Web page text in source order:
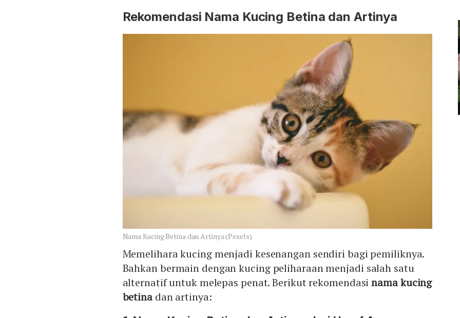
Rekomendasi Nama Kucing Betina dan Artinya
Nama Kucing Betina dan Artinya (Pexels)
Memelihara kucing menjadi kesenangan sendiri bagi pemiliknya.
Bahkan bermain dengan kucing peliharaan menjadi salah satu
alternatif untuk melepas penat. Berikut rekomendasinama kucing
betina dan artinya: